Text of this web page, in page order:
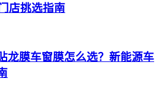
店挑选指南
龙膜车窗膜怎么选？新能源车